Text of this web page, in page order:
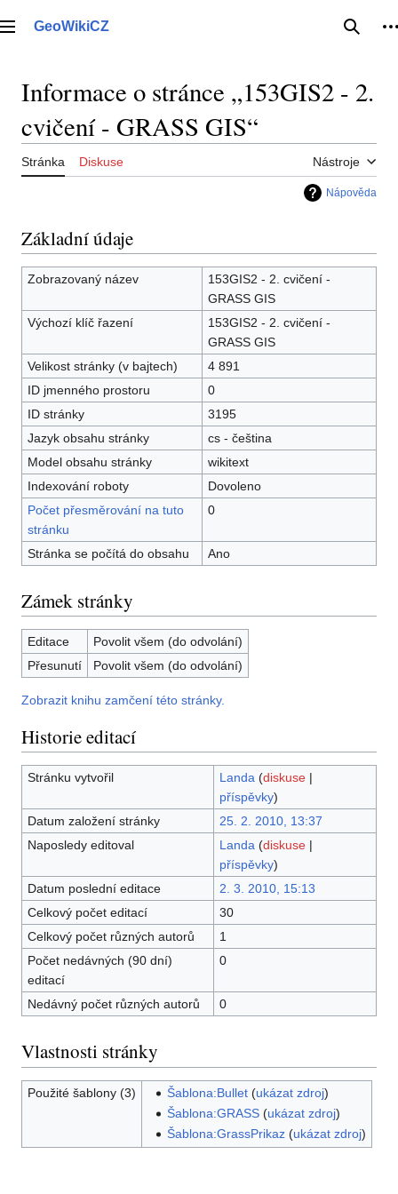
na
Hlavní menu
GeoWikiCZ Hledat
Informace o stránce „153GIS2 - 2.
cvičení - GRASS GIS“
Stránka Diskuse Nástroje
Nápověda
Základní údaje
Zobrazovaný název
153GIS2 - 2. cvičení -
GRASS GIS
Výchozí klíč řazení
153GIS2 - 2. cvičení -
GRASS GIS
Velikost stránky (v bajtech)
4 891
ID jmenného prostoru
0
ID stránky
3195
Jazyk obsahu stránky
cs - čeština
Model obsahu stránky
wikitext
Indexování roboty
Dovoleno
Počet přesměrování na tuto
stránku
0
Stránka se počítá do obsahu Ano
Zámek stránky
Editace
Povolit všem (do odvolání)
Přesunutí
Povolit všem (do odvolání)
Zobrazit knihu zamčení této stránky.
Historie editací
Stránku vytvořil Landa (diskuse|
příspěvky)
Datum založení stránky
25. 2. 2010, 13:37
Naposledy editoval
Landa (diskuse|
příspěvky)
Datum poslední editace
2. 3. 2010, 15:13
Celkový počet editací
30
Celkový počet různých autorů
1
Počet nedávných (90 dní)
editací
0
Nedávný počet různých autorů 0
Vlastnosti stránky
Použité šablony (3) Šablona:Bullet(ukázat zdroj)
Šablona:GRASS(ukázat zdroj)
Šablona:GrassPrikaz(ukázat zdroj)